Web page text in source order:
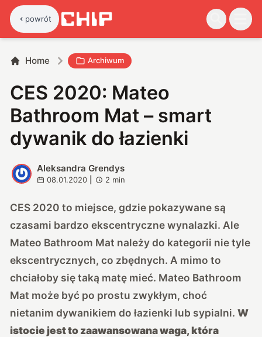
powrót
Home Archiwum
CES 2020: Mateo
Bathroom Mat – smart
dywanik do łazienki
A
Aleksandra Grendys
08.01.2020 2 min
CES 2020 to miejsce, gdzie pokazywane są
czasami bardzo ekscentryczne wynalazki. Ale
Mateo Bathroom Mat należy do kategorii nie tyle
ekscentrycznych, co zbędnych. A mimo to
chciałoby się taką matę mieć. Mateo Bathroom
Mat może być po prostu zwykłym, choć
nietanim dywanikiem do łazienki lub sypialni.W
istocie jest to zaawansowana waga, która